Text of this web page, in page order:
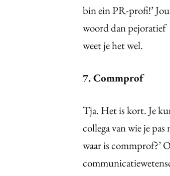
bin ein PR-profi!’
woord dan pejoratief
weet je het wel.
7. Commprof
Tja. Het is kort. Je
collega van wie je
waar is commprof?’